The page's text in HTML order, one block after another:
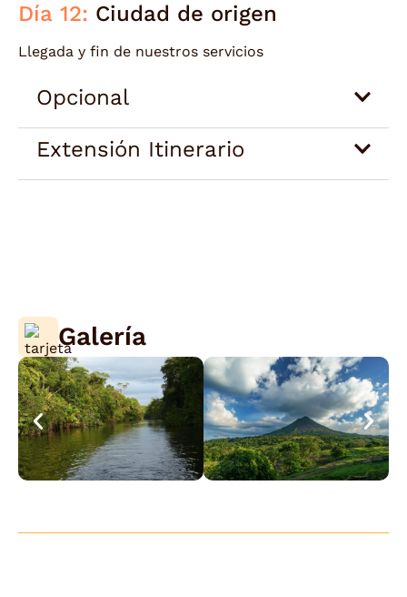
Día 12: Ciudad de origen
Llegada y fin de nuestros servicios
Opcional
Extensión Itinerario
Galería